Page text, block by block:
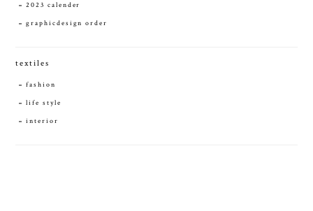
2023 calender
graphicdesign order
textiles
fashion
life style
interior